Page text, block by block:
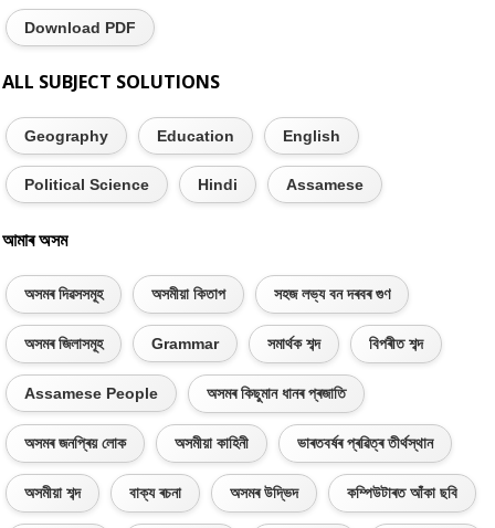
Download PDF
ALL SUBJECT SOLUTIONS
Geography Education English
Political Science Hindi Assamese
আমাৰ অসম
অসমৰ দিৱসসমূহ অসমীয়া কিতাপ সহজ লভ্য বন দৰবৰ গুণ
অসমৰ জিলাসমূহ Grammar সমাৰ্থক শব্দ বিপৰীত শব্দ
Assamese People অসমৰ কিছুমান ধানৰ প্ৰজাতি
অসমৰ জনপ্ৰিয় লোক অসমীয়া কাহিনী ভাৰতবৰ্ষৰ প্ৰৱিত্ৰ তীৰ্থস্থান
অসমীয়া শব্দ বাক্য ৰচনা অসমৰ উদ্ভিদ কম্পিউটাৰত আঁকা ছবি